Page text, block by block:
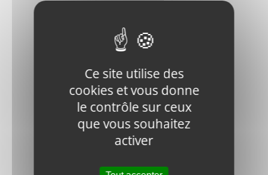
RM1200D-
1011100
AXIS
Ce site utilise des
cookies et vous donne
le contrôle sur ceux
que vous souhaitez
activer